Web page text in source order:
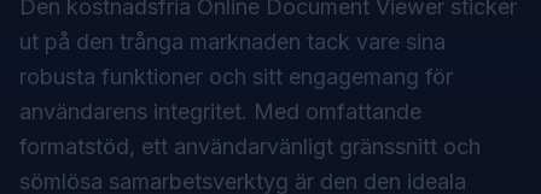
Den kostnadsfria Online Document Viewer sticker
ut på den trånga marknaden tack vare sina
robusta funktioner och sitt engagemang för
användarens integritet. Med omfattande
formatstöd, ett användarvänligt gränssnitt och
sömlösa samarbetsverktyg är den den ideala